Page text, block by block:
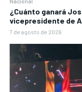
¿Cuánto ganará
vicepresidente de
7 de agosto de 2026